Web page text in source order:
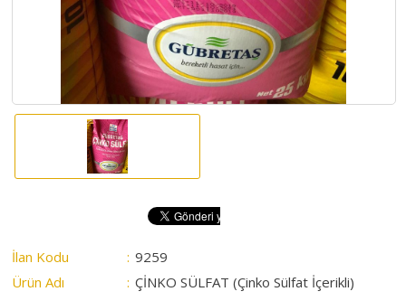
İHALELERİ
DUYURULAR
SSS
İlan Kodu : 9259
Ürün Adı
: ÇİNKO SÜLFAT (Çinko Sülfat İçerikli)